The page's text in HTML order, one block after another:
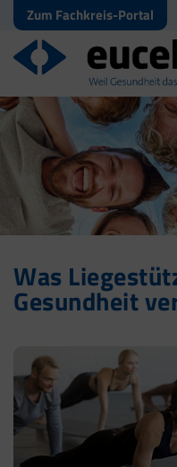
Zum Fachkreis-Portal
Was
Gesundheit